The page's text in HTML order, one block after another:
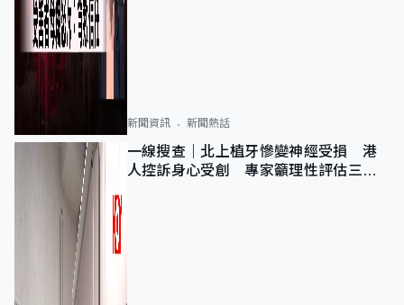
新聞資訊 新聞熱話
一線搜查｜北上植牙慘變神經受損 港
人控訴身心受創 專家籲理性評估三大